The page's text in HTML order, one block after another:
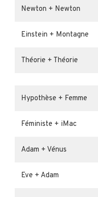
Newton + Newton
Einstein + Montagne
Théorie + Théorie
Hypothèse + Femme
Féministe + iMac
Adam + Vénus
Eve + Adam